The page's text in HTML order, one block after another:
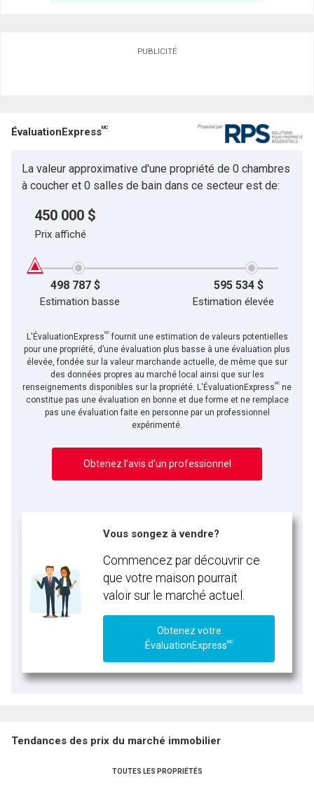
PUBLICITÉ
ÉvaluationExpressMC
La valeur approximative d'une propriété de 0 chambres
à coucher et 0 salles de bain dans ce secteur est de:
450 000 $
Prix affiché
498 787 $ 595 534 $
Estimation basse Estimation élevée
L'ÉvaluationExpressMCfournit une estimation de valeurs potentielles
pour une propriété, d’une évaluation plus basse à une évaluation plus
élevée, fondée sur la valeur marchande actuelle, de même que sur
des données propres au marché local ainsi que sur les
renseignements disponibles sur la propriété. L'ÉvaluationExpressMC ne
constitue pas une évaluation en bonne et due forme et ne remplace
pas une évaluation faite en personne par un professionnel
expérimenté.
Obtenez l’avis d’un professionnel
Vous songez à vendre?
Commencez par découvrir ce
que votre maison pourrait
valoir sur le marché actuel.
Obtenez votre
ÉvaluationExpressMC
Tendances des prix du marché immobilier
TOUTES LES PROPRIÉTÉS